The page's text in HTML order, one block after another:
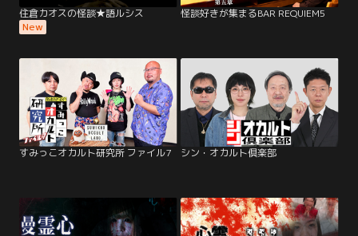
住倉カオスの怪談★語ルシス
New
怪談好きが集まるBAR REQUIEM5
すみっこオカルト研究所 ファイル7 シン・オカルト倶楽部